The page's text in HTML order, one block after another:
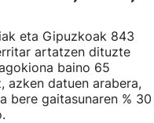
eta Gipuzkoak 843
artatzen dituzte
baino 65
azken datuen arabera,
bere gaitasunaren % 30